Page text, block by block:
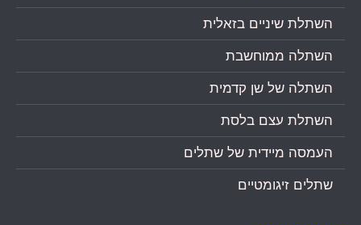
השתלת שיניים בזאלית
השתלה ממוחשבת
השתלה של שן קדמית
השתלת עצם בלסת
העמסה מיידית של שתלים
שתלים זיגומטיים